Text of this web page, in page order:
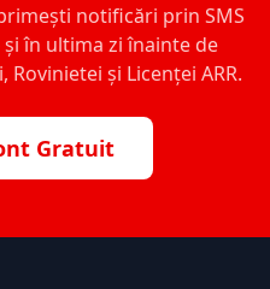
notificări prin SMS
și în ultima zi înainte de
Rovinietei și Licenței ARR.
Gratuit